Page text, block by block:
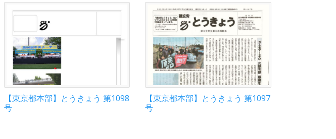
【東京都本部】とうきょう 第1098
号
【東京都本部】とうきょう 第1097
号